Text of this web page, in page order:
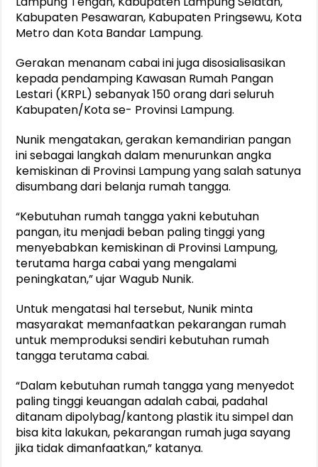
Kabupaten Pesawaran, Kabupaten Pringsewu, Kota
Metro dan Kota Bandar Lampung.
Gerakan menanam cabai ini juga disosialisasikan
kepada pendamping Kawasan Rumah Pangan
Lestari (KRPL) sebanyak 150 orang dari seluruh
Kabupaten/Kota se- Provinsi Lampung.
Nunik mengatakan, gerakan kemandirian pangan
ini sebagai langkah dalam menurunkan angka
kemiskinan di Provinsi Lampung yang salah satunya
disumbang dari belanja rumah tangga.
“Kebutuhan rumah tangga yakni kebutuhan
pangan, itu menjadi beban paling tinggi yang
menyebabkan kemiskinan di Provinsi Lampung,
terutama harga cabai yang mengalami
peningkatan,” ujar Wagub Nunik.
Untuk mengatasi hal tersebut, Nunik minta
masyarakat memanfaatkan pekarangan rumah
untuk memproduksi sendiri kebutuhan rumah
tangga terutama cabai.
“Dalam kebutuhan rumah tangga yang menyedot
paling tinggi keuangan adalah cabai, padahal
ditanam dipolybag/kantong plastik itu simpel dan
bisa kita lakukan, pekarangan rumah juga sayang
jika tidak dimanfaatkan,” katanya.